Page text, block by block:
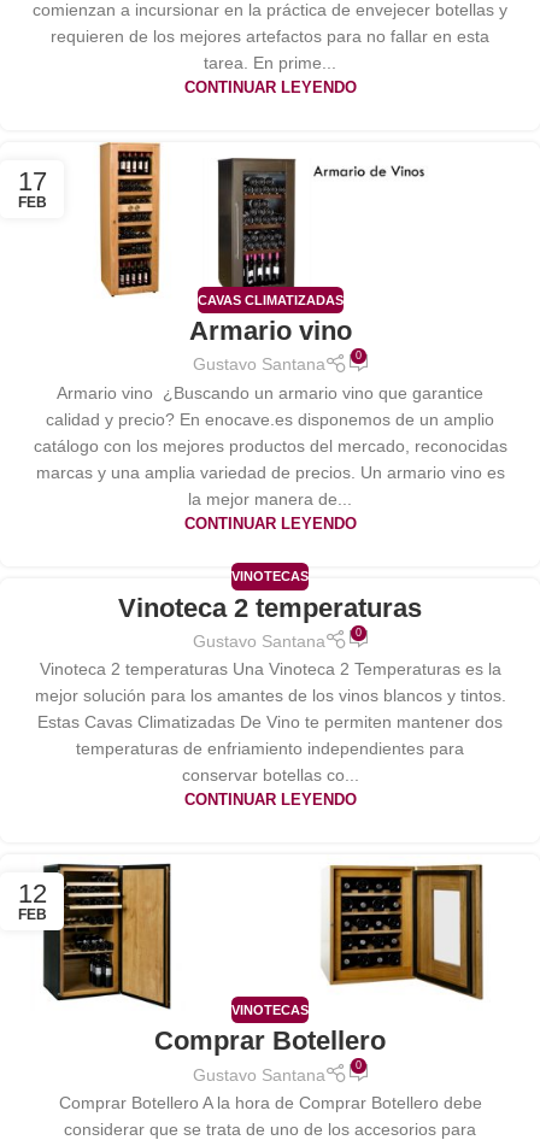
comienzan a incursionar en la práctica de envejecer botellas y
requieren de los mejores artefactos para no fallar en esta
tarea. En prime...
CONTINUAR LEYENDO
17
FEB
CAVAS CLIMATIZADAS
Armario vino
Gustavo Santana 0
Armario vino ¿Buscando un armario vino que garantice
calidad y precio? En enocave.es disponemos de un amplio
catálogo con los mejores productos del mercado, reconocidas
marcas y una amplia variedad de precios. Un armario vino es
la mejor manera de...
CONTINUAR LEYENDO
VINOTECAS
Vinoteca 2 temperaturas
Gustavo Santana 0
Vinoteca 2 temperaturas Una Vinoteca 2 Temperaturas es la
mejor solución para los amantes de los vinos blancos y tintos.
Estas Cavas Climatizadas De Vino te permiten mantener dos
temperaturas de enfriamiento independientes para
conservar botellas co...
CONTINUAR LEYENDO
12
FEB
VINOTECAS
Comprar Botellero
Gustavo Santana 0
Comprar Botellero A la hora de Comprar Botellero debe
considerar que se trata de uno de los accesorios para